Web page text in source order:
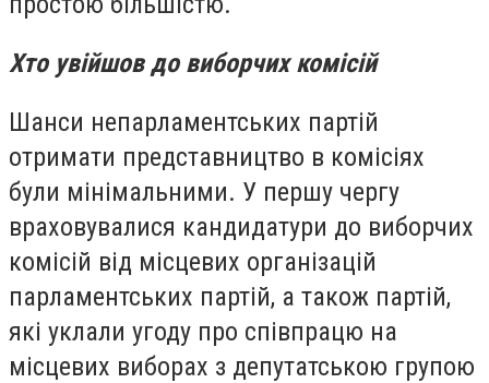
Хто увійшов до виборчих комісій
Шанси непарламентських партій
отримати представництво в комісіях
були мінімальними. У першу чергу
враховувалися кандидатури до виборчих
комісій від місцевих організацій
парламентських партій, а також партій,
які уклали угоду про співпрацю на
місцевих виборах з депутатською групою